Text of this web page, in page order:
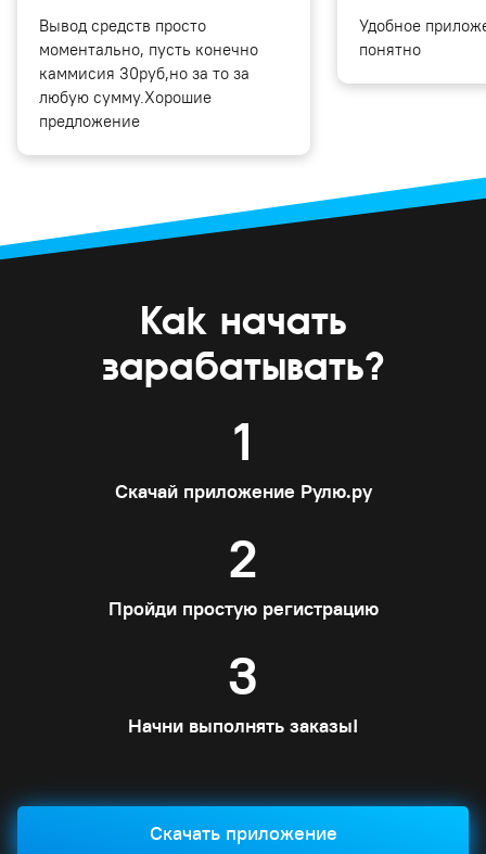
Вывод средств просто
моментально, пусть конечно
каммисия 30руб,но за то за
любую сумму.Хорошие
предложение
Удобное
понятно
Как начать
зарабатывать?
1
Скачай приложение Рулю.ру
2
Пройди простую регистрацию
3
Начни выполнять заказы!
Скачать приложение